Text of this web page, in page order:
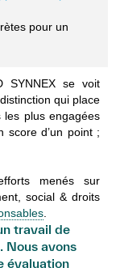
SYNNEX se voit
qui place
les plus engagées
score d’un point ;
menés sur
social & droits
travail de
Nous avons
évaluation
pour un